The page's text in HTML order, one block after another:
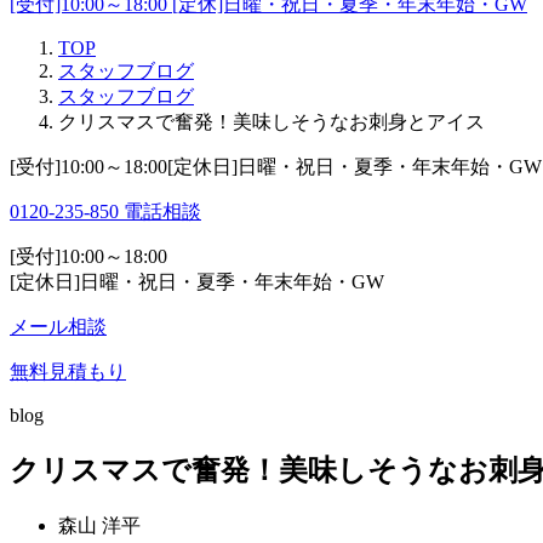
TOP
スタッフブログ
スタッフブログ
クリスマスで奮発！美味しそうなお刺身とアイス
[受付]10:00～18:00[定休日]日曜・祝日・夏季・年末年始・GW
0120-235-850 電話相談
[受付]10:00～18:00
[定休日]日曜・祝日・夏季・年末年始・GW
メール相談
無料見積もり
blog
クリスマスで奮発！美味しそうなお刺
森山 洋平